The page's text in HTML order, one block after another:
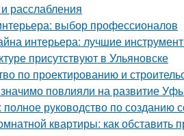
расслабления
выбор профессионалов
интерьера: лучшие
присутствуют в Ульяновске
по проектированию и
повлияли на развитие
руководство по созданию
квартиры: как обставить